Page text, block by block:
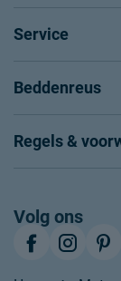
Service
Beddenreus
Regels &
Volg ons